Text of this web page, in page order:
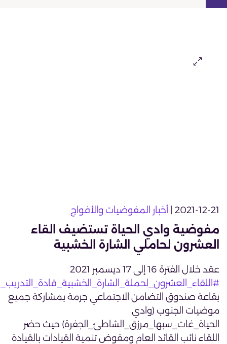
2021-12-21 | أخبار المفوضيات والأفواج
مفوضية وادي الحياة تستضيف القاء
العشرون لحاملي الشارة الخشبية
عقد خلال الفترة 16 إلى 17 ديسمبر 2021
بقاعة صندوق التضامن الاجتماعي جرمة بمشاركة جميع
موضيات الجنوب (وادي
الحياة_غات_سبها_مرزق_الشاطئ_الجفرة) حيث حضر
اللقاء نائب القائد العام ومفوض تنمية القيادات بالقيادة